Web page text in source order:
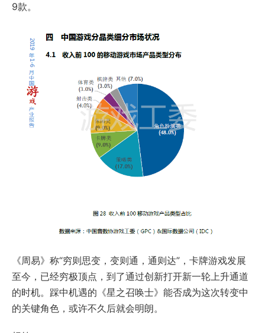
9款。
《周易》称“穷则思变，变则通，通则达”，卡牌游戏发展
至今，已经穷极顶点，到了通过创新打开新一轮上升通道
的时机。踩中机遇的《星之召唤士》能否成为这次转变中
的关键角色，或许不久后就会明朗。